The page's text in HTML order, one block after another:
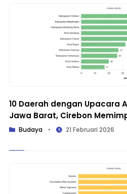
10 Daerah dengan Upacara
Jawa Barat, Cirebon
Budaya • 21 Februari 2026